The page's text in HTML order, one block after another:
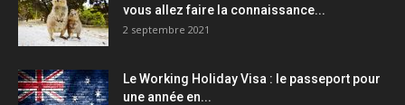
vous allez faire la connaissance...
2 septembre 2021
Le Working Holiday Visa : le passeport pour
une année en...